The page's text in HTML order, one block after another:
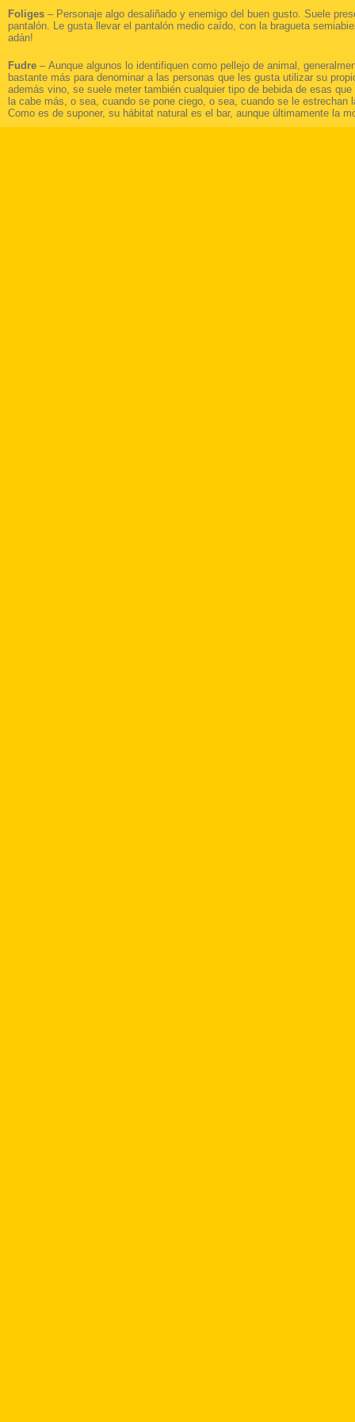
Foliges – Personaje algo desaliñado y enemigo del buen gusto. Suele
pantalón. Le gusta llevar el pantalón medio caído, con la bragueta
adán!
Fudre – Aunque algunos lo identifiquen como pellejo de animal,
bastante más para denominar a las personas que les gusta utilizar su
además vino, se suele meter también cualquier tipo de bebida de esas
la cabe más, o sea, cuando se pone ciego, o sea, cuando se le
Como es de suponer, su hábitat natural es el bar, aunque últimamente la